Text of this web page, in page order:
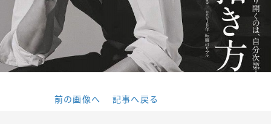
前の画像へ 記事へ戻る